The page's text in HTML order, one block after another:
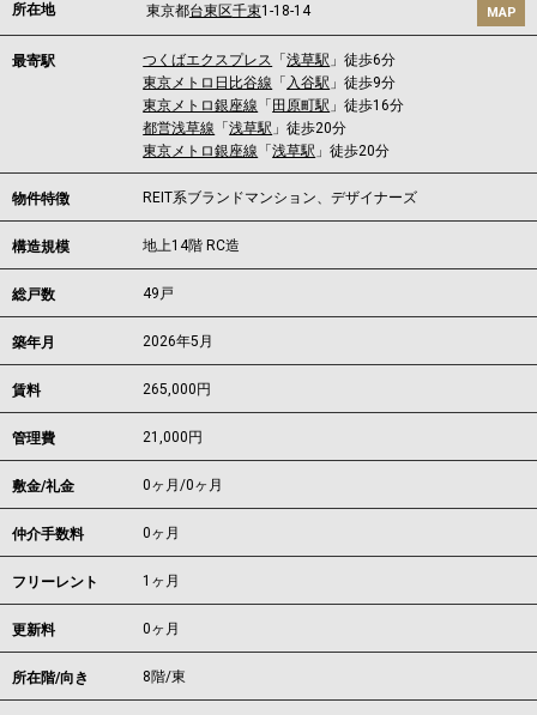
所在地 東京都台東区千束1-18-14 MAP
最寄駅 つくばエクスプレス 「浅草駅 」徒歩6分
東京メトロ日比谷線 「 入谷駅 」徒歩9分
東京メトロ銀座線 「 田原町駅 」徒歩16分
都営浅草線 「浅草駅 」徒歩20分
東京メトロ銀座線 「浅草駅 」徒歩20分
物件特徴 REIT系ブランドマンション、デザイナーズ
構造規模 地上14階 RC造
総戸数 49戸
築年月 2026年5月
賃料 265,000 円
管理費 21,000円
敷金/礼金 0ヶ月/0ヶ月
仲介手数料 0ヶ月
フリーレント 1ヶ月
更新料 0ヶ月
所在階/向き 8階/東